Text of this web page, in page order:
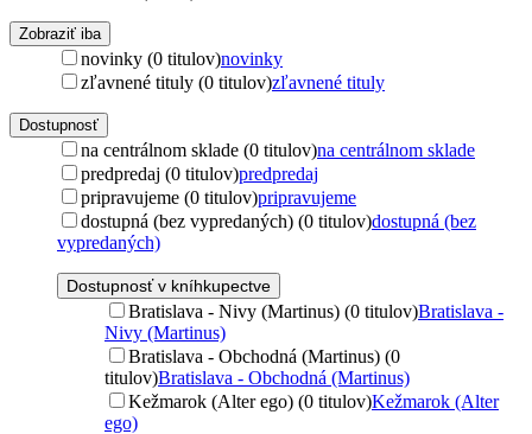
Zobraziť iba
novinky (0 titulov)novinky
zľavnené tituly (0 titulov)zľavnené tituly
Dostupnosť
na centrálnom sklade (0 titulov)na centrálnom sklade
predpredaj (0 titulov)predpredaj
pripravujeme (0 titulov)pripravujeme
dostupná (bez vypredaných) (0 titulov)dostupná (bez
vypredaných)
Dostupnosť v kníhkupectve
Bratislava - Nivy (Martinus) (0 titulov)Bratislava -
Nivy (Martinus)
Bratislava - Obchodná (Martinus) (0
titulov)Bratislava - Obchodná (Martinus)
Kežmarok (Alter ego) (0 titulov)Kežmarok (Alter
ego)